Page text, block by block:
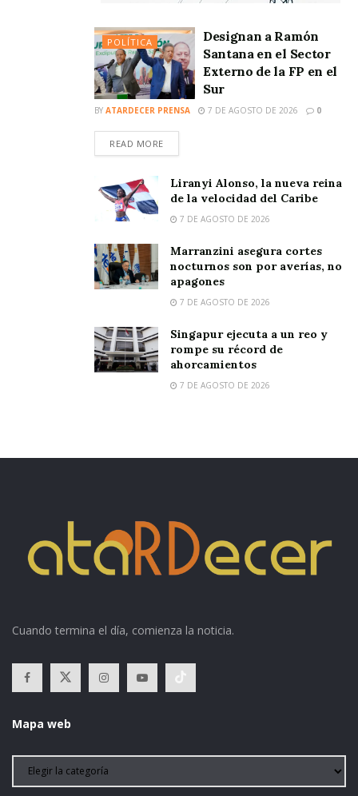
POLÍTICA
Designan a Ramón
Santana en el Sector
Externo de la FP en el
Sur
BY ATARDECER PRENSA 7 DE AGOSTO DE 2026 0
READ MORE
Liranyi Alonso, la nueva reina
de la velocidad del Caribe
7 DE AGOSTO DE 2026
Marranzini asegura cortes
nocturnos son por averías, no
apagones
7 DE AGOSTO DE 2026
Singapur ejecuta a un reo y
rompe su récord de
ahorcamientos
7 DE AGOSTO DE 2026
Cuando termina el día, comienza la noticia.
Mapa web